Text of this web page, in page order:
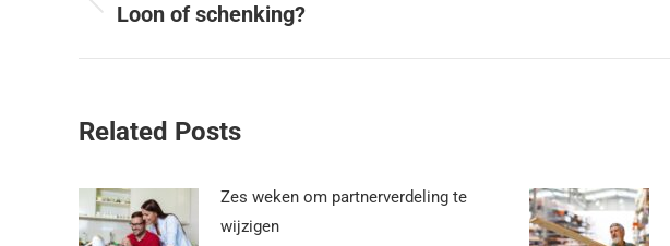
Loon of schenking?
Related Posts
Zes weken om partnerverdeling te
wijzigen